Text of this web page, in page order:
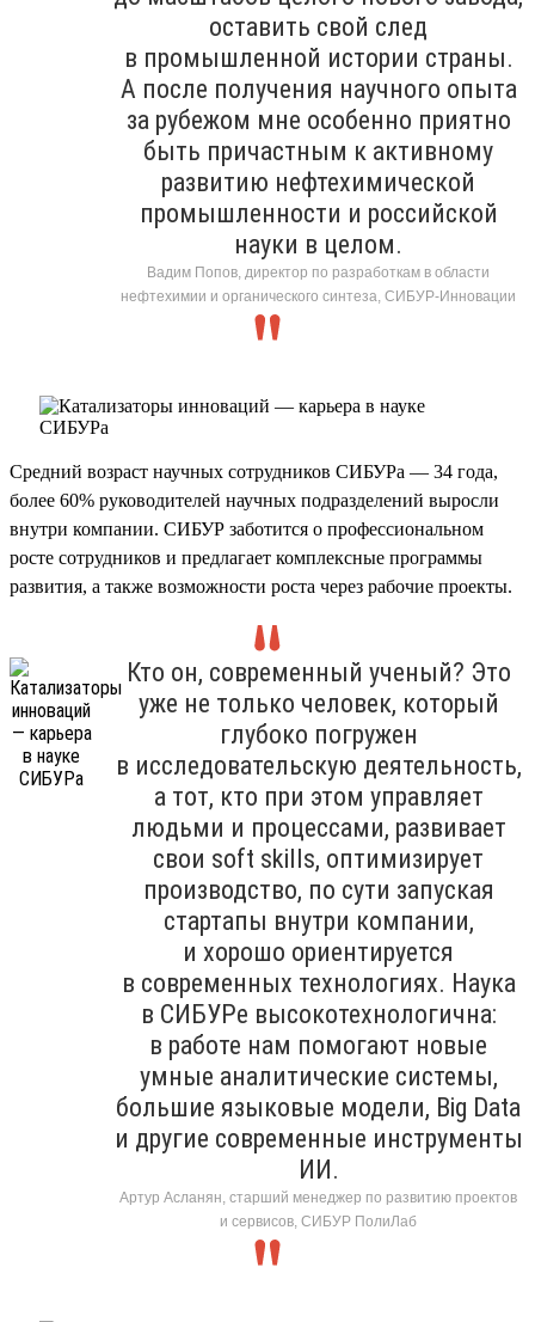
оставить свой след
в промышленной истории страны.
А после получения научного опыта
за рубежом мне особенно приятно
быть причастным к активному
развитию нефтехимической
промышленности и российской
науки в целом.
Вадим Попов, директор по разработкам в области
нефтехимии и органического синтеза, СИБУР-Инновации
Средний возраст научных сотрудников СИБУРа — 34 года,
более 60% руководителей научных подразделений выросли
внутри компании. СИБУР заботится о профессиональном
росте сотрудников и предлагает комплексные программы
развития, а также возможности роста через рабочие проекты.
Кто он, современный ученый? Это
уже не только человек, который
глубоко погружен
в исследовательскую деятельность,
а тот, кто при этом управляет
людьми и процессами, развивает
свои soft skills, оптимизирует
производство, по сути запуская
стартапы внутри компании,
и хорошо ориентируется
в современных технологиях. Наука
в СИБУРе высокотехнологична:
в работе нам помогают новые
умные аналитические системы,
большие языковые модели, Big Data
и другие современные инструменты
ИИ.
Артур Асланян, старший менеджер по развитию проектов
и сервисов, СИБУР ПолиЛаб